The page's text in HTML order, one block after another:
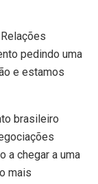
pedindo uma
e estamos
brasileiro
a chegar a uma
mais